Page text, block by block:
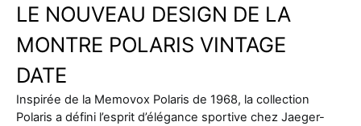
LE NOUVEAU DESIGN DE LA
MONTRE POLARIS VINTAGE
DATE
Inspirée de la Memovox Polaris de 1968, la collection
Polaris a défini l’esprit d’élégance sportive chez Jaeger-